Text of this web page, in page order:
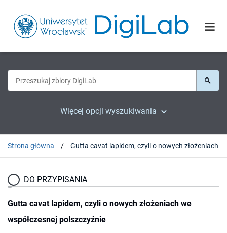
Więcej opcji wyszukiwania
Strona główna
DO PRZYPISANIA
Gutta cavat lapidem, czyli o nowych złożeniach we
współczesnej polszczyźnie